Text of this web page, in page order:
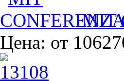
MIT
Цена: от